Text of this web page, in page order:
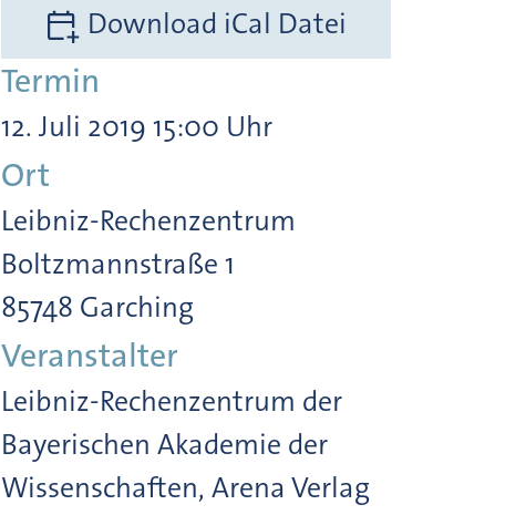
Download iCal Datei
Termin
12. Juli 2019 15:00 Uhr
Ort
Leibniz-Rechenzentrum
Boltzmannstraße 1
85748 Garching
Veranstalter
Leibniz-Rechenzentrum der
Bayerischen Akademie der
Wissenschaften, Arena Verlag